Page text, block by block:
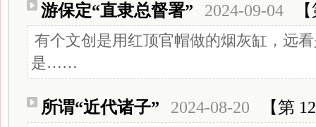
游保定“直隶总督署” 2024-09-04
有个文创是用红顶官帽做的烟灰缸，远
是……
所谓“近代诸子” 2024-08-20 【第